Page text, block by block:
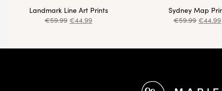
Landmark Line Art Prints
€59.99 €44.99
Sydney Map
€59.99 €44.99